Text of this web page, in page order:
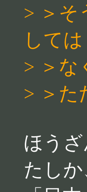
> ＞そ
しては
> ＞な
> ＞た
ほう
たし